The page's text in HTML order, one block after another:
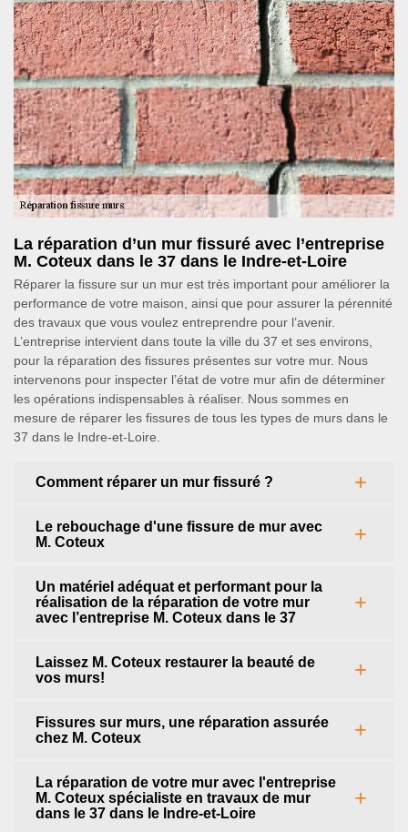
La réparation d’un mur fissuré avec l’entreprise
M. Coteux dans le 37 dans le Indre-et-Loire
Réparer la fissure sur un mur est très important pour améliorer la
performance de votre maison, ainsi que pour assurer la pérennité
des travaux que vous voulez entreprendre pour l’avenir.
L’entreprise intervient dans toute la ville du 37 et ses environs,
pour la réparation des fissures présentes sur votre mur. Nous
intervenons pour inspecter l’état de votre mur afin de déterminer
les opérations indispensables à réaliser. Nous sommes en
mesure de réparer les fissures de tous les types de murs dans le
37 dans le Indre-et-Loire.
Comment réparer un mur fissuré ?
Le rebouchage d'une fissure de mur avec
M. Coteux
Un matériel adéquat et performant pour la
réalisation de la réparation de votre mur
avec l’entreprise M. Coteux dans le 37
Laissez M. Coteux restaurer la beauté de
vos murs!
Fissures sur murs, une réparation assurée
chez M. Coteux
La réparation de votre mur avec l'entreprise
M. Coteux spécialiste en travaux de mur
dans le 37 dans le Indre-et-Loire